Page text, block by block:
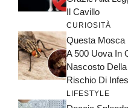
Il Cavillo
CURIOSITÀ
Questa Mosca
A 500 Uova In
Nascosto
Rischio Di
LIFESTYLE